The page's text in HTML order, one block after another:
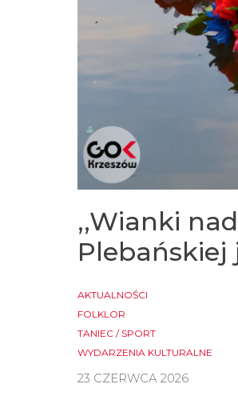
,,Wianki
Plebańskiej
AKTUALNOŚCI
FOLKLOR
TANIEC / SPORT
WYDARZENIA KULTURALNE
23 CZERWCA 2026